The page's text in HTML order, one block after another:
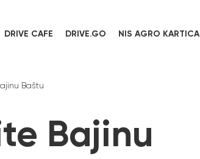
DRIVE CAFE DRIVE.GO NIS AGRO KARTICA
Baštu
Bajinu